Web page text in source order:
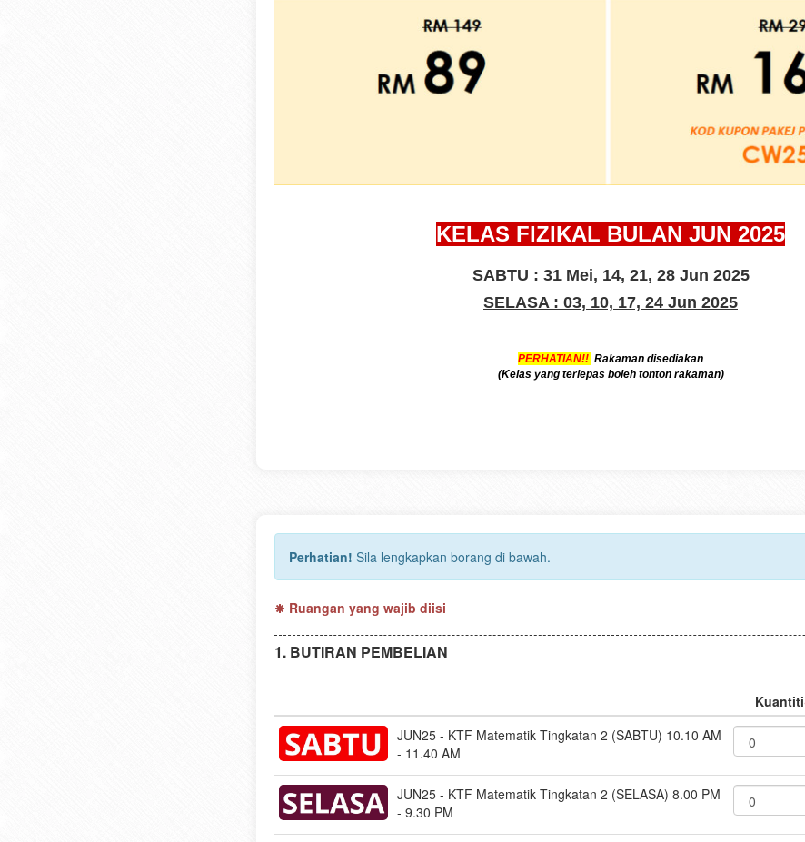
KELAS FIZIKAL BULAN JUN 2025
SABTU : 31 Mei, 14, 21, 28 Jun 2025
SELASA : 03, 10, 17, 24 Jun 2025
PERHATIAN!! Rakaman disediakan
(Kelas yang terlepas boleh tonton rakaman)
Perhatian! Sila lengkapkan borang di bawah.
Ruangan yang wajib diisi
BUTIRAN PEMBELIAN
Kuantiti
JUN25 - KTF Matematik Tingkatan 2 (SABTU) 10.10 AM
- 11.40 AM
JUN25 - KTF Matematik Tingkatan 2 (SELASA) 8.00 PM
- 9.30 PM